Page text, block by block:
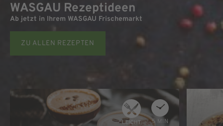
WASGAU Rezeptideen
Ab jetzt in Ihrem WASGAU Frischemarkt
ZU ALLEN REZEPTEN
5 MIN